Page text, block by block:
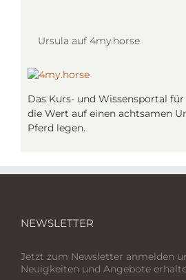
Ursula auf 4my.horse
Das Kurs- und Wissensportal
die Wert auf einen achtsamen
Pferd legen.
NEWSLETTER
Jetzt zum Newsletter anmelden
Neuigkeiten und Angebote